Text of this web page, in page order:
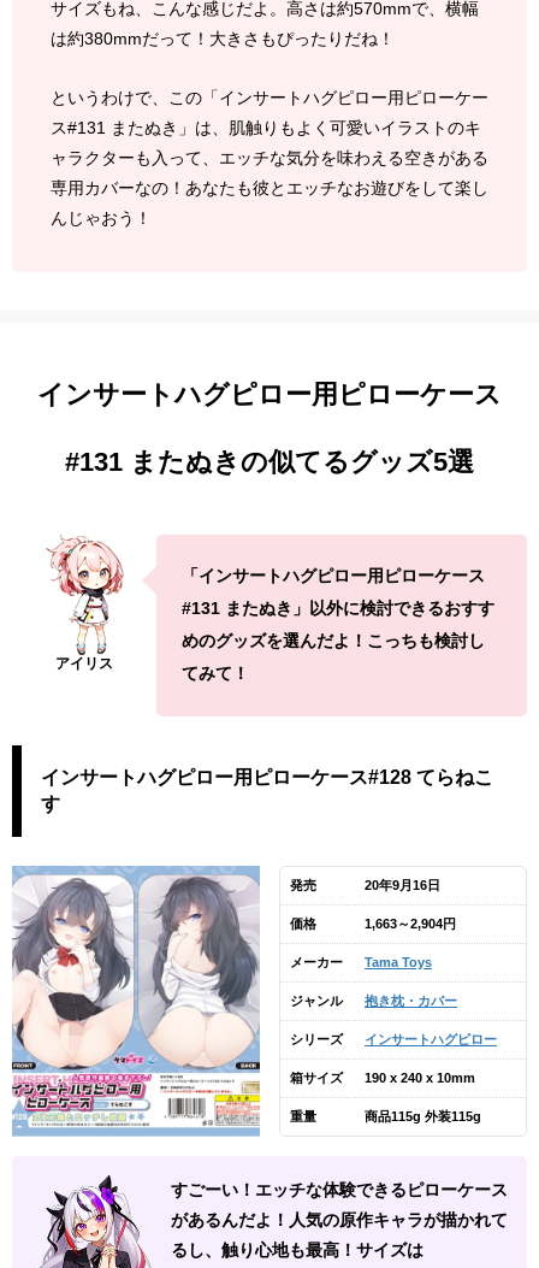
サイズもね、こんな感じだよ。高さは約570mmで、横幅
は約380mmだって！大きさもぴったりだね！
というわけで、この「インサートハグピロー用ピローケー
ス#131 またぬき」は、肌触りもよく可愛いイラストのキ
ャラクターも入って、エッチな気分を味わえる空きがある
専用カバーなの！あなたも彼とエッチなお遊びをして楽し
んじゃおう！
インサートハグピロー用ピローケース
#131 またぬきの似てるグッズ5選
「インサートハグピロー用ピローケース
#131 またぬき」以外に検討できるおすす
めのグッズを選んだよ！こっちも検討し
てみて！
インサートハグピロー用ピローケース#128 てらねこ
す
発売 20年9月16日
価格 1,663～2,904円
メーカー Tama Toys
ジャンル 抱き枕・カバー
シリーズ インサートハグピロー
箱サイズ 190 x 240 x 10mm
重量 商品115g 外装115g
すごーい！エッチな体験できるピローケース
があるんだよ！人気の原作キャラが描かれて
るし、触り心地も最高！サイズは